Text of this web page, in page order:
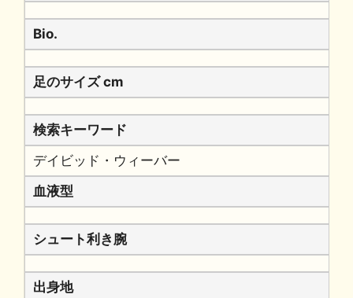
Bio.
足のサイズ cm
検索キーワード
デイビッド・ウィーバー
血液型
シュート利き腕
出身地